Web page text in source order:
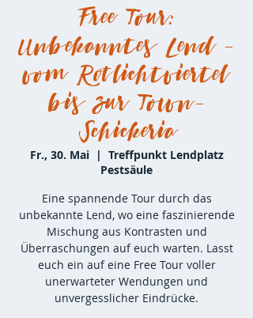
Free Tour:
Unbekanntes Lend -
vom Rotlichtviertel
bis zur Town-
Schickeria
Fr., 30. Mai
  |
Treffpunkt Lendplatz
Pestsäule
Eine spannende Tour durch das
unbekannte Lend, wo eine faszinierende
Mischung aus Kontrasten und
Überraschungen auf euch warten. Lasst
euch ein auf eine Free Tour voller
unerwarteter Wendungen und
unvergesslicher Eindrücke.